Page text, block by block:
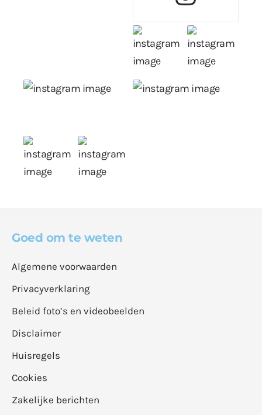
Goed om te weten
Algemene voorwaarden
Privacyverklaring
Beleid foto’s en videobeelden
Disclaimer
Huisregels
Cookies
Zakelijke berichten